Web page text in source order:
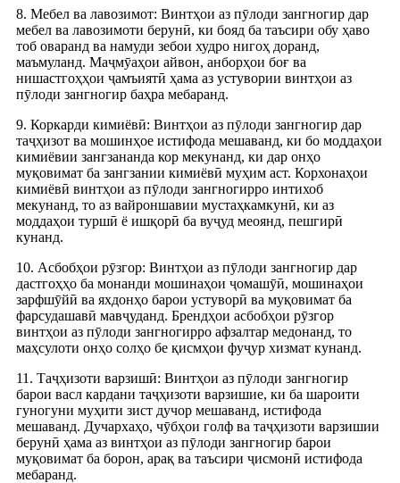
8. Мебел ва лавозимот: Винтҳои аз пӯлоди зангногир дар
мебел ва лавозимоти берунӣ, ки бояд ба таъсири обу ҳаво
тоб оваранд ва намуди зебои худро нигоҳ доранд,
маъмуланд. Маҷмӯаҳои айвон, анборҳои боғ ва
нишастгоҳҳои ҷамъиятӣ ҳама аз устувории винтҳои аз
пӯлоди зангногир баҳра мебаранд.
9. Коркарди кимиёвӣ: Винтҳои аз пӯлоди зангногир дар
таҷҳизот ва мошинҳое истифода мешаванд, ки бо моддаҳои
кимиёвии зангзананда кор мекунанд, ки дар онҳо
муқовимат ба зангзании кимиёвӣ муҳим аст. Корхонаҳои
кимиёвӣ винтҳои аз пӯлоди зангногирро интихоб
мекунанд, то аз вайроншавии мустаҳкамкунӣ, ки аз
моддаҳои туршӣ ё ишқорӣ ба вуҷуд меоянд, пешгирӣ
кунанд.
10. Асбобҳои рӯзгор: Винтҳои аз пӯлоди зангногир дар
дастгоҳҳо ба монанди мошинаҳои ҷомашӯӣ, мошинаҳои
зарфшӯйӣ ва яхдонҳо барои устуворӣ ва муқовимат ба
фарсудашавӣ мавҷуданд. Брендҳои асбобҳои рӯзгор
винтҳои аз пӯлоди зангногирро афзалтар медонанд, то
маҳсулоти онҳо солҳо бе қисмҳои фуҷур хизмат кунанд.
11. Таҷҳизоти варзишӣ: Винтҳои аз пӯлоди зангногир
барои васл кардани таҷҳизоти варзишие, ки ба шароити
гуногуни муҳити зист дучор мешаванд, истифода
мешаванд. Дучархаҳо, чӯбҳои голф ва таҷҳизоти варзишии
берунӣ ҳама аз винтҳои аз пӯлоди зангногир барои
муқовимат ба борон, арақ ва таъсири ҷисмонӣ истифода
мебаранд.